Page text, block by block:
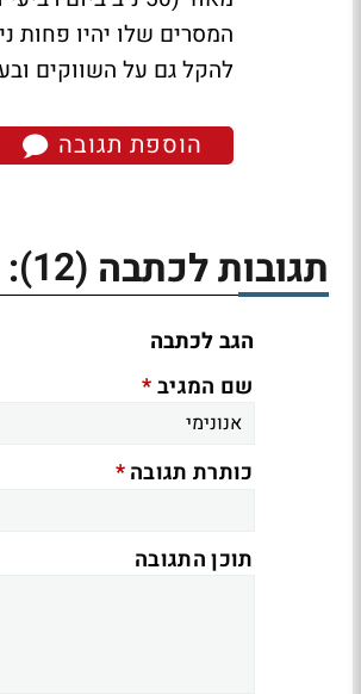
המסרים שלו יהיו פחות
להקל גם על השווקים
הוספת תגובה
תגובות לכתבה (12)
:
הגב לכתבה
שם המגיב*
כותרת תגובה*
תוכן התגובה